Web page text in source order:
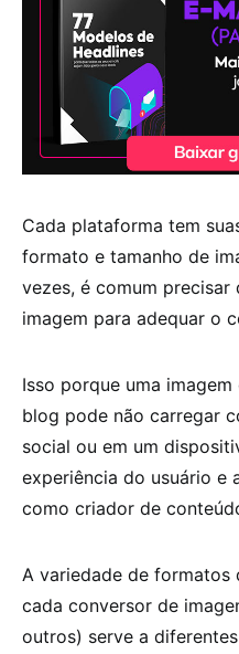
Cada plataforma tem
formato e tamanho de
vezes, é comum precisar
imagem para adequar o
Isso porque uma
blog pode não carregar
social ou em um
experiência do usuário e
como criador de
A variedade de formatos
cada conversor de
outros) serve a